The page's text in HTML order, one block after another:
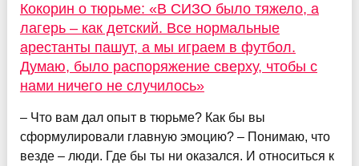
Кокорин о тюрьме: «В СИЗО было тяжело, а
лагерь – как детский. Все нормальные
арестанты пашут, а мы играем в футбол.
Думаю, было распоряжение сверху, чтобы с
нами ничего не случилось»
– Что вам дал опыт в тюрьме? Как бы вы
сформулировали главную эмоцию? – Понимаю, что
везде – люди. Где бы ты ни оказался. И относиться к